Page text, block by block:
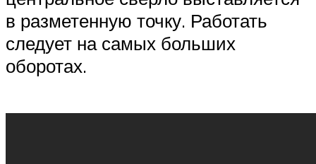
в разметенную точку. Работать
следует на самых больших
оборотах.